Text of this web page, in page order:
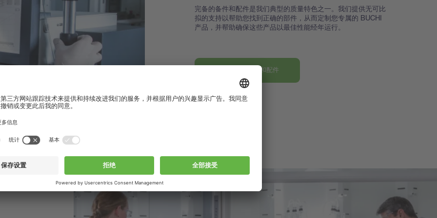
完备的备件和配件是我们典型的质量特色之一。我们提供无可比
拟的支持以帮助您找到正确的部件，从而定制您专属的 BUCHI
产品，并帮助确保这些产品以最佳性能经年运行。
发现我们的部件和配件